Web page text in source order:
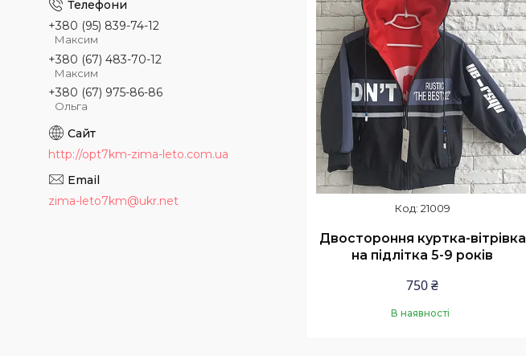
21009
Двостороння куртка-вітрівка
на підлітка 5-9 років
750 ₴
В наявності
+380 (95) 839-74-12
Максим
+380 (67) 483-70-12
Максим
+380 (67) 975-86-86
Ольга
http://opt7km-zima-leto.com.ua
zima-leto7km@ukr.net